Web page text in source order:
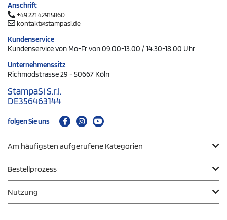
Anschrift
+49 221 42915860
kontakt@stampasi.de
Kundenservice
Kundenservice von Mo-Fr von 09.00-13.00 / 14.30-18.00 Uhr
Unternehmenssitz
Richmodstrasse 29 - 50667 Köln
StampaSi S.r.l.
DE356463144
folgen Sie uns
Am häufigsten aufgerufene Kategorien
Bestellprozess
Nutzung